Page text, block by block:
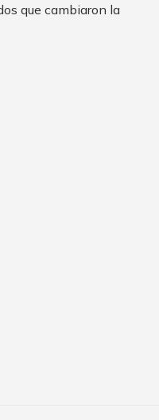
que cambiaron la